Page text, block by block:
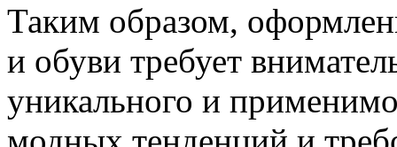
Таким образом,
и обуви требует
уникального и